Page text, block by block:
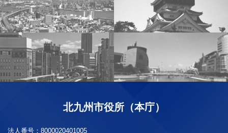
北九州市役所（本庁）
法人番号： 8000020401005